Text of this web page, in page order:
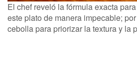
El chef reveló la fórmula exacta
este plato de manera impecable;
cebolla para priorizar la textura y la